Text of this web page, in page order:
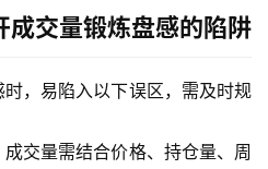
成交量锻炼盘感的陷阱
，易陷入以下误区，需及时规
交量需结合价格、持仓量、周